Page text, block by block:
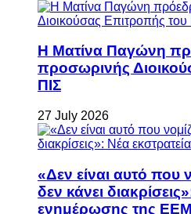
Η Ματίνα Παγώνη
προσωρινής
ΠΙΣ
27 July 2026
«Δεν είναι αυτό που
δεν κάνει
ενημέρωσης της